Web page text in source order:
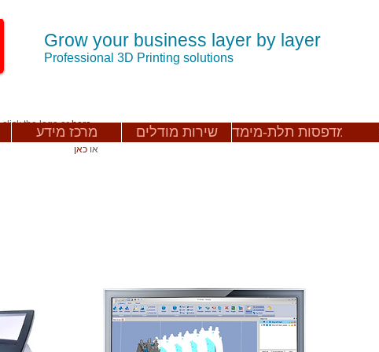
Grow your business layer by layer
Professional 3D Printing solutions
click the logo orhere
או כאן
מרכז מידע שירות מודלים מדפסות תלת-מימד